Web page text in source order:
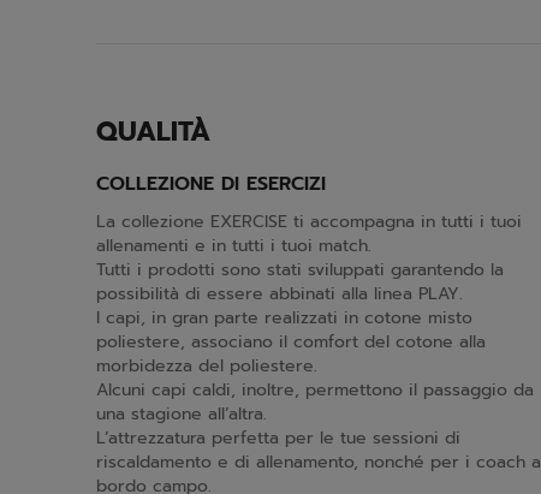
QUALITÀ
COLLEZIONE DI ESERCIZI
La collezione EXERCISE ti accompagna in tutti i tuoi
allenamenti e in tutti i tuoi match.
Tutti i prodotti sono stati sviluppati garantendo la
possibilità di essere abbinati alla linea PLAY.
I capi, in gran parte realizzati in cotone misto
poliestere, associano il comfort del cotone alla
morbidezza del poliestere.
Alcuni capi caldi, inoltre, permettono il passaggio da
una stagione all’altra.
L’attrezzatura perfetta per le tue sessioni di
riscaldamento e di allenamento, nonché per i coach a
bordo campo.